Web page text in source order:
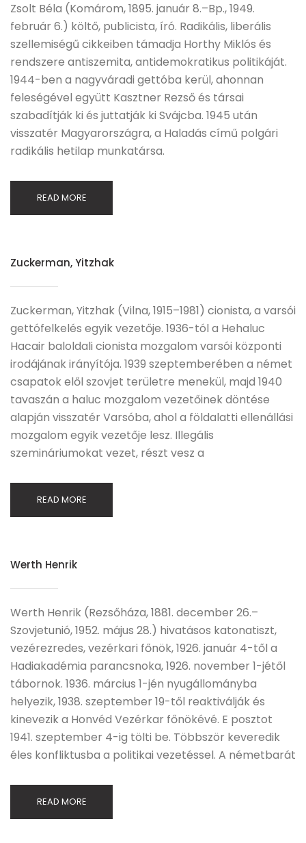
Zsolt Béla (Komárom, 1895. január 8.–Bp., 1949.
február 6.) költő, publicista, író. Radikális, liberális
szellemiségű cikkeiben támadja Horthy Miklós és
rendszere antiszemita, antidemokratikus politikáját.
1944-ben a nagyváradi gettóba kerül, ahonnan
feleségével együtt Kasztner Rezső és társai
szabadítják ki és juttatják ki Svájcba. 1945 után
visszatér Magyarországra, a Haladás című polgári
radikális hetilap munkatársa.
READ MORE
Zuckerman, Yitzhak
Zuckerman, Yitzhak (Vilna, 1915–1981) cionista, a varsói
gettófelkelés egyik vezetője. 1936-tól a Hehaluc
Hacair baloldali cionista mozgalom varsói központi
irodájának irányítója. 1939 szeptemberében a német
csapatok elől szovjet területre menekül, majd 1940
tavaszán a haluc mozgalom vezetőinek döntése
alapján visszatér Varsóba, ahol a földalatti ellenállási
mozgalom egyik vezetője lesz. Illegális
szemináriumokat vezet, részt vesz a
READ MORE
Werth Henrik
Werth Henrik (Rezsőháza, 1881. december 26.–
Szovjetunió, 1952. május 28.) hivatásos katonatiszt,
vezérezredes, vezérkari főnök, 1926. január 4-től a
Hadiakadémia parancsnoka, 1926. november 1-jétől
tábornok. 1936. március 1-jén nyugállományba
helyezik, 1938. szeptember 19-től reaktiválják és
kinevezik a Honvéd Vezérkar főnökévé. E posztot
1941. szeptember 4-ig tölti be. Többször keveredik
éles konfliktusba a politikai vezetéssel. A németbarát
READ MORE